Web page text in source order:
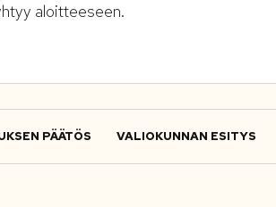
aloitteeseen.
PÄÄTÖS VALIOKUNNAN ESITYS